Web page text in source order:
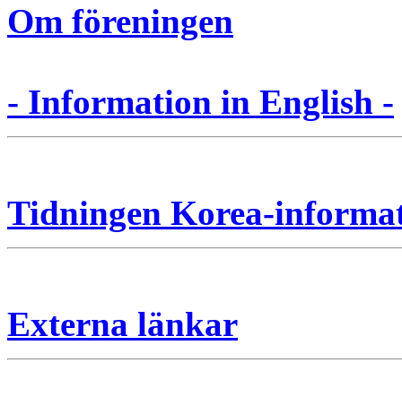
Om föreningen
- Information in English -
Tidningen Korea-
Externa länkar